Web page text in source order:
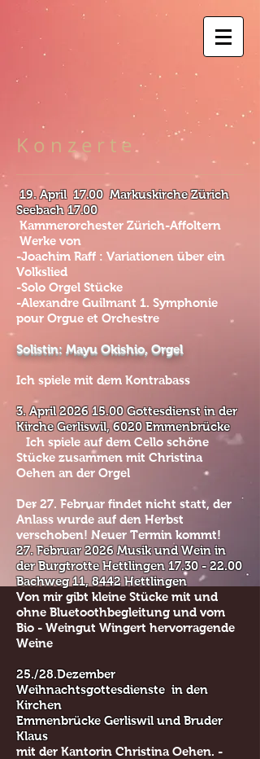
K o n z e r t e
​ 19. April 17.00 Markuskirche Zürich
Seebach 17.00
Kammerorchester Zürich-Affoltern
Werke von
-Joachim Raff : Variationen über ein
Volkslied
-Solo Orgel Stücke
-Alexandre Guilmant 1. Symphonie
pour Orgue et Orchestre
Solistin: Mayu Okishio, Orgel
Ich spiele mit dem Kontrabass
3. April2026 15.00Gottesdienst in der
Kirche Gerliswil, 6020 Emmenbrücke
Ich spiele auf dem Cello schöne
Stücke zusammen mit Christina
Oehen an der Orgel
​Der 27. Februar findet nicht statt, der
Anlass wurde auf den Herbst
verschoben! Neuer Termin kommt!
27. Februar 2026 Musik und Wein in
der Burgtrotte Hettlingen17.30 - 22.00
Bachweg 11, 8442 Hettlingen
Von mir gibt kleine Stücke mit und
ohne Bluetoothbegleitung und vom
Bio - Weingut Wingert hervorragende
Weine
25./28.Dezember
Weihnachtsgottesdienste in den
Kirchen
Emmenbrücke Gerliswil und Bruder
Klaus
mit der Kantorin Christina Oehen. -